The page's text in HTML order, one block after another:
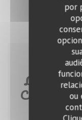
por
ou
Le Tour
Carte des
le